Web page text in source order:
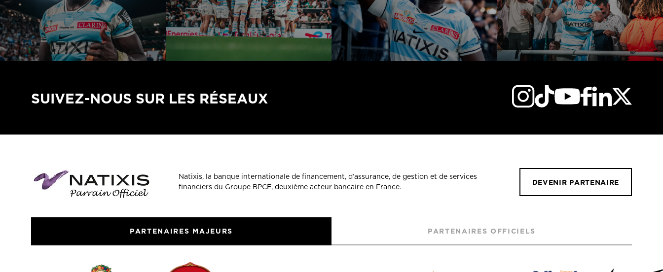
SUIVEZ-NOUS SUR LES RÉSEAUX
Natixis, la banque internationale de financement, d’assurance, de gestion et de services
financiers du Groupe BPCE, deuxième acteur bancaire en France.
DEVENIR PARTENAIRE
PARTENAIRES MAJEURS PARTENAIRES OFFICIELS